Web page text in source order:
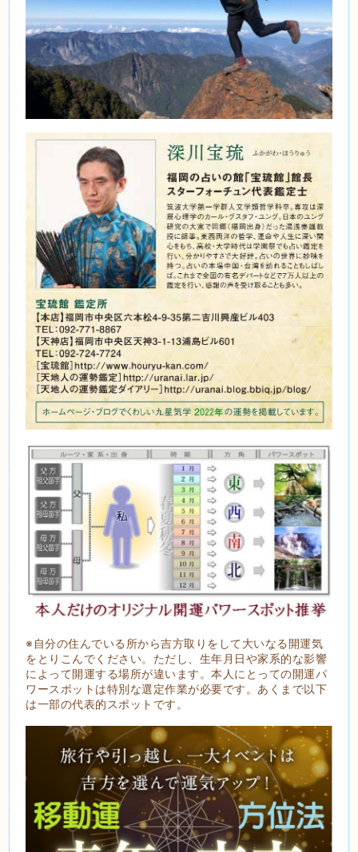
※自分の住んでいる所から吉方取りをして大いなる開運気
をとりこんでください。ただし、生年月日や家系的な影響
によって開運する場所が違います。本人にとっての開運パ
ワースポットは特別な選定作業が必要です。あくまで以下
は一部の代表的スポットです。